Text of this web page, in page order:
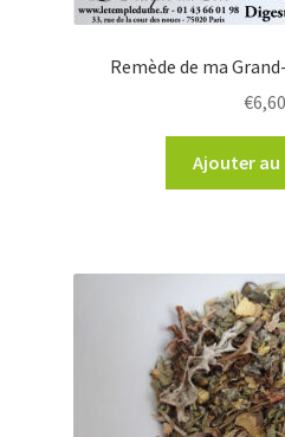
Remède de ma
€6,60
Ajouter au